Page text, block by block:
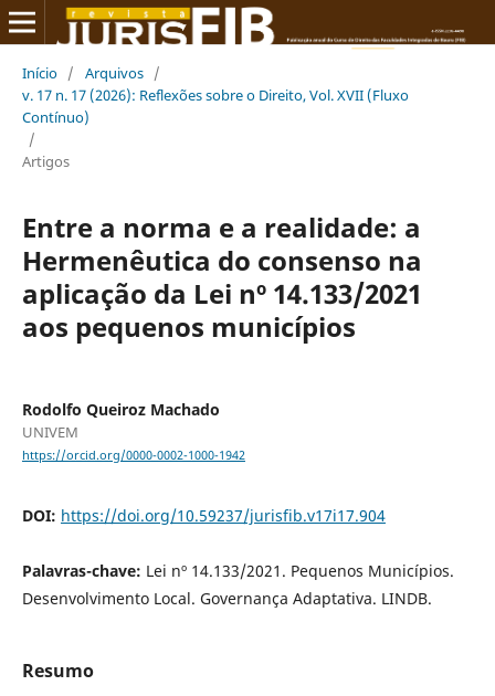
Início / Arquivos /
v. 17 n. 17 (2026): Reflexões sobre o Direito, Vol. XVII (Fluxo
Contínuo)
/
Artigos
Entre a norma e a realidade: a
Hermenêutica do consenso na
aplicação da Lei nº 14.133/2021
aos pequenos municípios
Rodolfo Queiroz Machado
UNIVEM
https://orcid.org/0000-0002-1000-1942
DOI: https://doi.org/10.59237/jurisfib.v17i17.904
Palavras-chave: Lei nº 14.133/2021. Pequenos Municípios.
Desenvolvimento Local. Governança Adaptativa. LINDB.
Resumo